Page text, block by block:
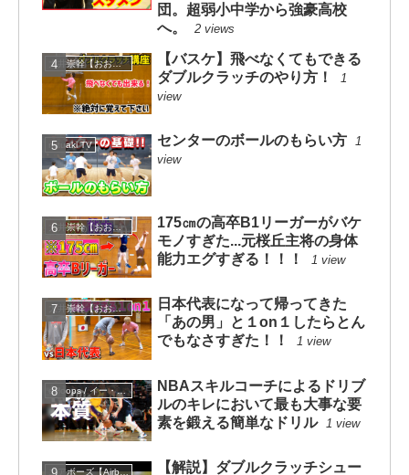
団。超弱小中学から強豪高校
へ。
2 views
大井崇幹【おおいたかよし】
【バスケ】飛べなくてもできる
ダブルクラッチのやり方！
1
view
mituaki TV センターのボールのもらい方 1
view
大井崇幹【おおいたかよし】
175㎝の高卒B1リーガーがバケ
モノすぎた...元桜丘主将の身体
能力エグすぎる！！！
1 view
大井崇幹【おおいたかよし】
日本代表になって帰ってきた
「あの男」と１on１したらとん
でもなさすぎた！！
1 view
eHoops / イー・フープス
NBAスキルコーチによるドリブ
ルのキレにおいて最も大事な要
素を鍛える簡単なドリル
1 view
エアボーズ【Airbowz 】
【解説】ダブルクラッチシュー